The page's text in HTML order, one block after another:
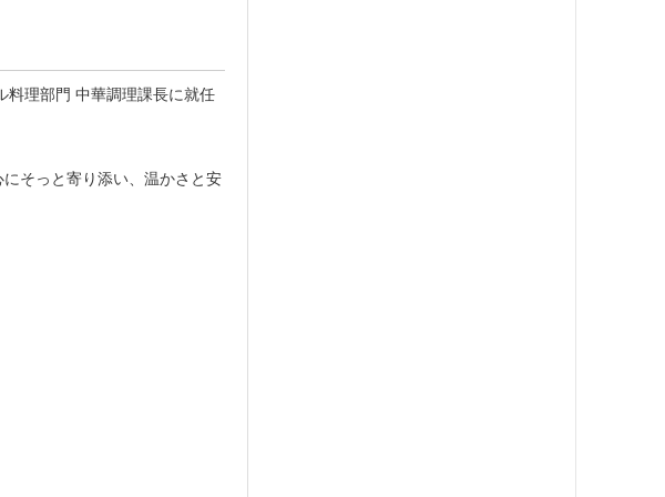
料理部門 中華調理課長に就任
そっと寄り添い、温かさと安